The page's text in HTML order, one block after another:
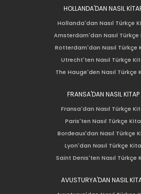
HOLLANDA'DAN NASIL
Hollanda'dan Nasıl Türkçe
Amsterdam'dan Nasıl Türkçe
Rotterdam'dan Nasıl Türkçe
Utrecht'ten Nasıl Türkçe
The Hauge'den Nasıl Türkçe
FRANSA'DAN NASIL KİTAP
Fransa'dan Nasıl Türkçe
Paris'ten Nasıl Türkçe
Bordeaux'dan Nasıl Türkçe
Lyon'dan Nasıl Türkçe
Saint Denis'ten Nasıl Türkçe
AVUSTURYA'DAN NASIL